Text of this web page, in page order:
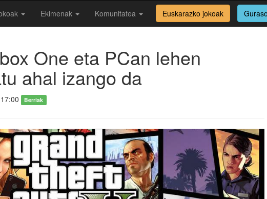
Ekimenak Komunitatea Euskarazko jokoak
One eta PCan lehen
ahal izango da
Berriak